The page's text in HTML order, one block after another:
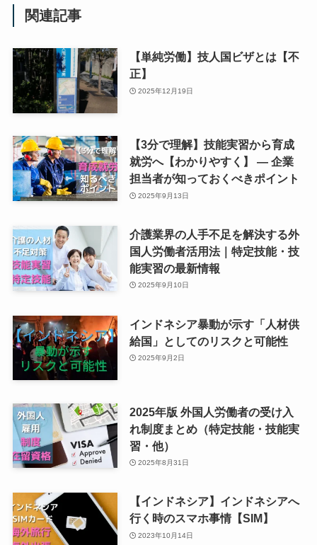
関連記事
【単純労働】技人国ビザとは【不
正】
2025年12月19日
【3分で理解】技能実習から育成
就労へ【わかりやすく】 ― 企業
担当者が知っておくべきポイント
2025年9月13日
介護業界の人手不足を解決する外
国人労働者活用法｜特定技能・技
能実習の最新情報
2025年9月10日
インドネシア暴動が示す「人材供
給国」としてのリスクと可能性
2025年9月2日
2025年版 外国人労働者の受け入
れ制度まとめ（特定技能・技能実
習・他）
2025年8月31日
【インドネシア】インドネシアへ
行く時のスマホ事情【SIM】
2023年10月14日